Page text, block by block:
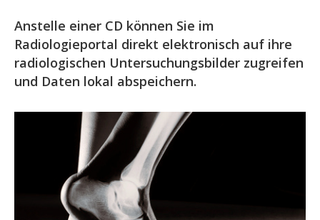
Anstelle einer CD können Sie im
Radiologieportal direkt elektronisch auf ihre
radiologischen Untersuchungsbilder zugreifen
und Daten lokal abspeichern.